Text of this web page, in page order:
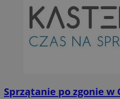
Sprzątanie po zgonie